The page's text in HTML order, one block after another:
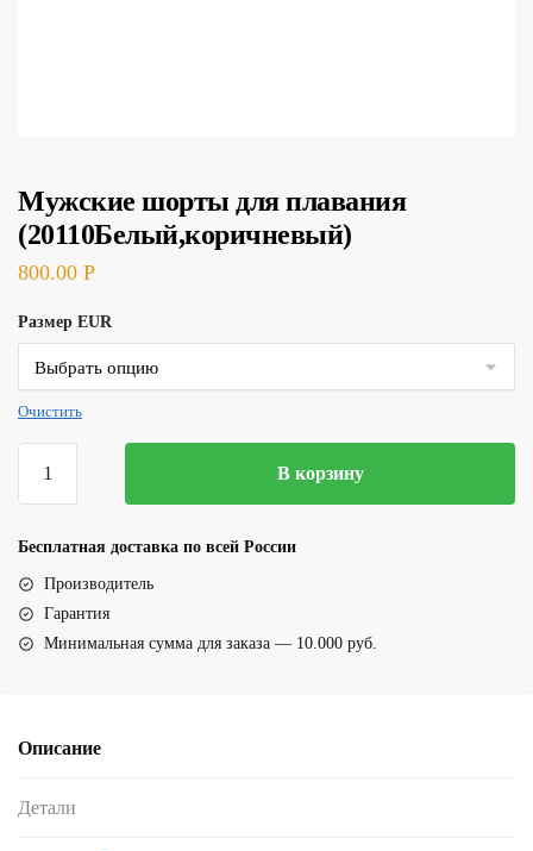
Мужские шорты для плавания
(20110Белый,коричневый)
800.00 Р
Размер EUR
Очистить
товара
шорты
плавания
(20110Белый,коричневый)
В корзину
Бесплатная доставка по всей России
Производитель
Гарантия
Минимальная сумма для заказа — 10.000 руб.
Описание
Детали